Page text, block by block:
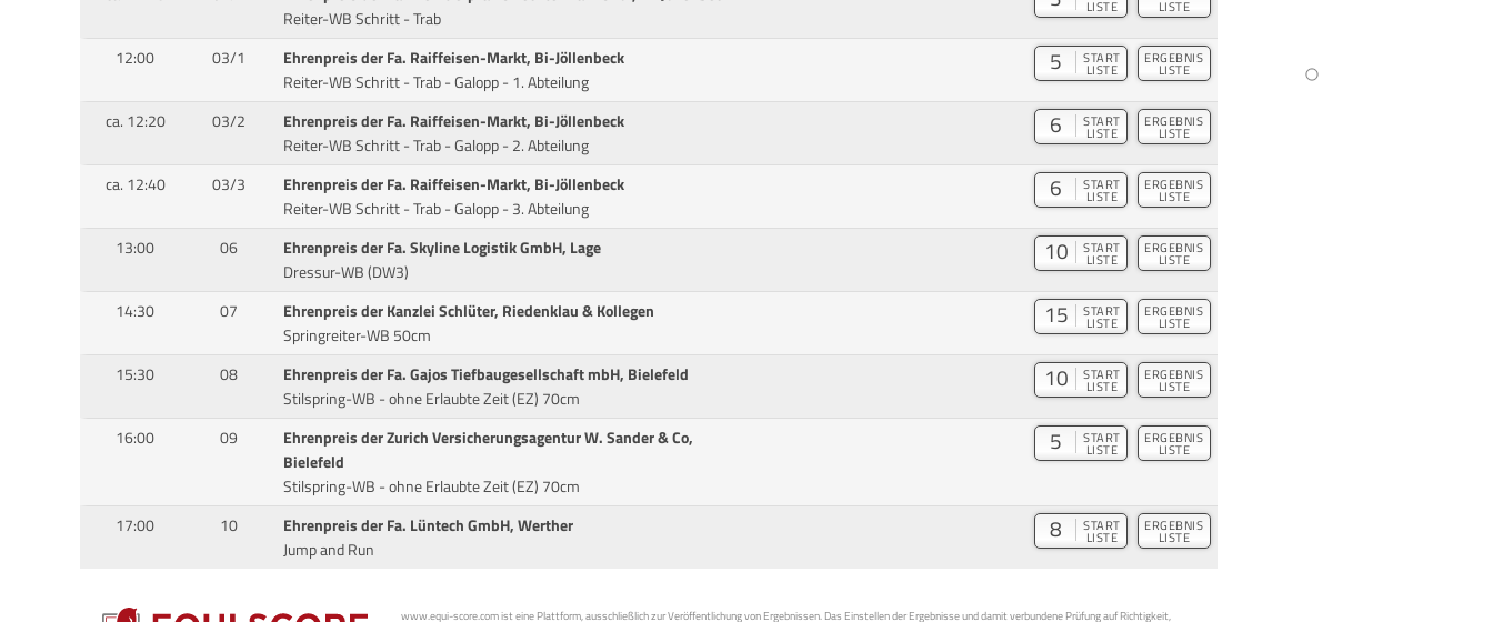
Reiter-WB Schritt - Trab
LISTE LISTE
12:00 03/1
Ehrenpreis der Fa. Raiffeisen-Markt, Bi-Jöllenbeck
Reiter-WB Schritt - Trab - Galopp - 1. Abteilung
5 START
LISTE
ERGEBNIS
LISTE
ca. 12:20 03/2
Ehrenpreis der Fa. Raiffeisen-Markt, Bi-Jöllenbeck
Reiter-WB Schritt - Trab - Galopp - 2. Abteilung
6 START
LISTE
ERGEBNIS
LISTE
ca. 12:40 03/3
Ehrenpreis der Fa. Raiffeisen-Markt, Bi-Jöllenbeck
Reiter-WB Schritt - Trab - Galopp - 3. Abteilung
6 START
LISTE
ERGEBNIS
LISTE
13:00 06
Ehrenpreis der Fa. Skyline Logistik GmbH, Lage
Dressur-WB (DW3)
10 START
LISTE
ERGEBNIS
LISTE
14:30 07
Ehrenpreis der Kanzlei Schlüter, Riedenklau & Kollegen
Springreiter-WB 50cm
15 START
LISTE
ERGEBNIS
LISTE
15:30 08
Ehrenpreis der Fa. Gajos Tiefbaugesellschaft mbH, Bielefeld
Stilspring-WB - ohne Erlaubte Zeit (EZ) 70cm
10 START
LISTE
ERGEBNIS
LISTE
16:00 09
Ehrenpreis der Zurich Versicherungsagentur W. Sander & Co,
Bielefeld
Stilspring-WB - ohne Erlaubte Zeit (EZ) 70cm
5 START
LISTE
ERGEBNIS
LISTE
17:00 10
Ehrenpreis der Fa. Lüntech GmbH, Werther
Jump and Run
8 START
LISTE
ERGEBNIS
LISTE
www.equi-score.com ist eine Plattform, ausschließlich zur Veröffentlichung von Ergebnissen. Das Einstellen der Ergebnisse und damit verbundene Prüfung auf Richtigkeit,